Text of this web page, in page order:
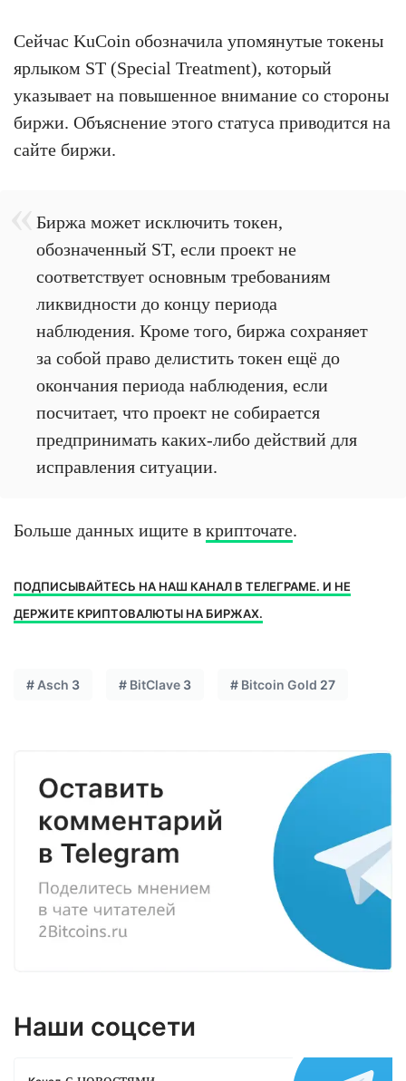
Сейчас KuCoin обозначила упомянутые токены
ярлыком ST (Special Treatment), который
указывает на повышенное внимание со стороны
биржи. Объяснение этого статуса приводится на
сайте биржи.
Биржа может исключить токен,
обозначенный ST, если проект не
соответствует основным требованиям
ликвидности до концу периода
наблюдения. Кроме того, биржа сохраняет
за собой право делистить токен ещё до
окончания периода наблюдения, если
посчитает, что проект не собирается
предпринимать каких-либо действий для
исправления ситуации.
Больше данных ищите в крипточате.
ПОДПИСЫВАЙТЕСЬ НА НАШ КАНАЛ В ТЕЛЕГРАМЕ. И НЕ
ДЕРЖИТЕ КРИПТОВАЛЮТЫ НА БИРЖАХ.
# Asch 3 # BitClave 3 # Bitcoin Gold 27
Наши соцсети